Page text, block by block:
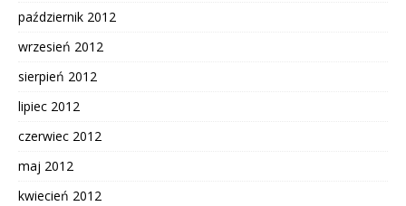
październik 2012
wrzesień 2012
sierpień 2012
lipiec 2012
czerwiec 2012
maj 2012
kwiecień 2012